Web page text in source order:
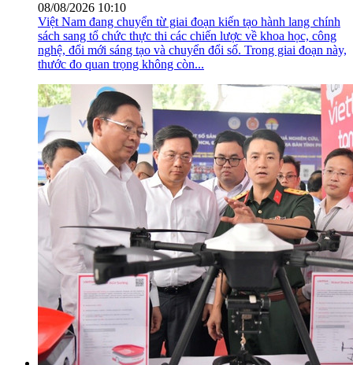
08/08/2026 10:10
Việt Nam đang chuyển từ giai đoạn kiến tạo hành lang chính
sách sang tổ chức thực thi các chiến lược về khoa học, công
nghệ, đổi mới sáng tạo và chuyển đổi số. Trong giai đoạn này,
thước đo quan trọng không còn...